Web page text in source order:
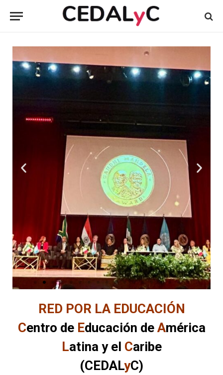
RED POR LA EDUCACIÓN
Centro de Educación de América
Latina y el Caribe
(CEDALyC)